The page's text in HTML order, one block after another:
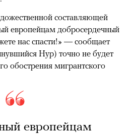
составляющей
европейцам добросердечный
нас спасти!» — сообщает
Нур) точно не будет
обострения мигрантского
европейцам